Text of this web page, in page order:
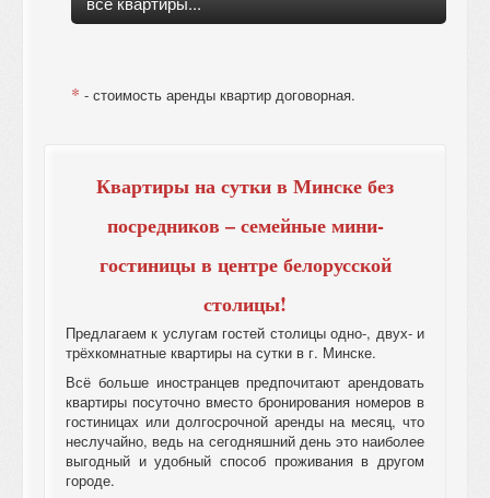
* - стоимость аренды квартир договорная.
Квартиры на сутки в Минске без
посредников – семейные мини-
гостиницы в центре белорусской
столицы!
Предлагаем к услугам гостей столицы одно-, двух- и
трёхкомнатные квартиры на сутки в г. Минске.
Всё больше иностранцев предпочитают арендовать
квартиры посуточно вместо бронирования номеров в
гостиницах или долгосрочной аренды на месяц, что
неслучайно, ведь на сегодняшний день это наиболее
выгодный и удобный способ проживания в другом
городе.